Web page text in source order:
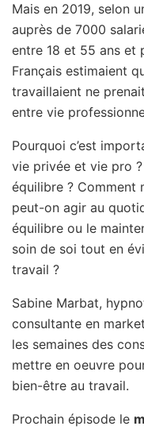
Mais en 2019, selon
auprès de 7000
entre 18 et 55 ans et
Français estimaient
travaillaient ne
entre vie
Pourquoi c’est
vie privée et vie pro
équilibre ? Comment
peut-on agir au
équilibre ou le
soin de soi tout en
travail ?
Sabine Marbat,
consultante en
les semaines des
mettre en oeuvre
bien-être au travail.
Prochain épisode le